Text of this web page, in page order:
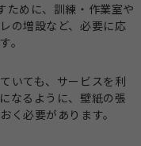
ために、訓練・作業室や
の増設など、必要に応
。
いても、サービスを利
なるように、壁紙の張
く必要があります。